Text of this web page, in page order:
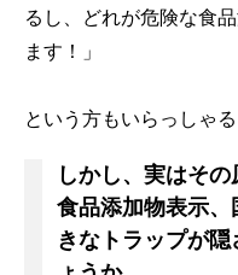
るし、どれが危険な食
ます！」
という方もいらっしゃる
しかし、実はそ
食品添加物表示
きなトラップが